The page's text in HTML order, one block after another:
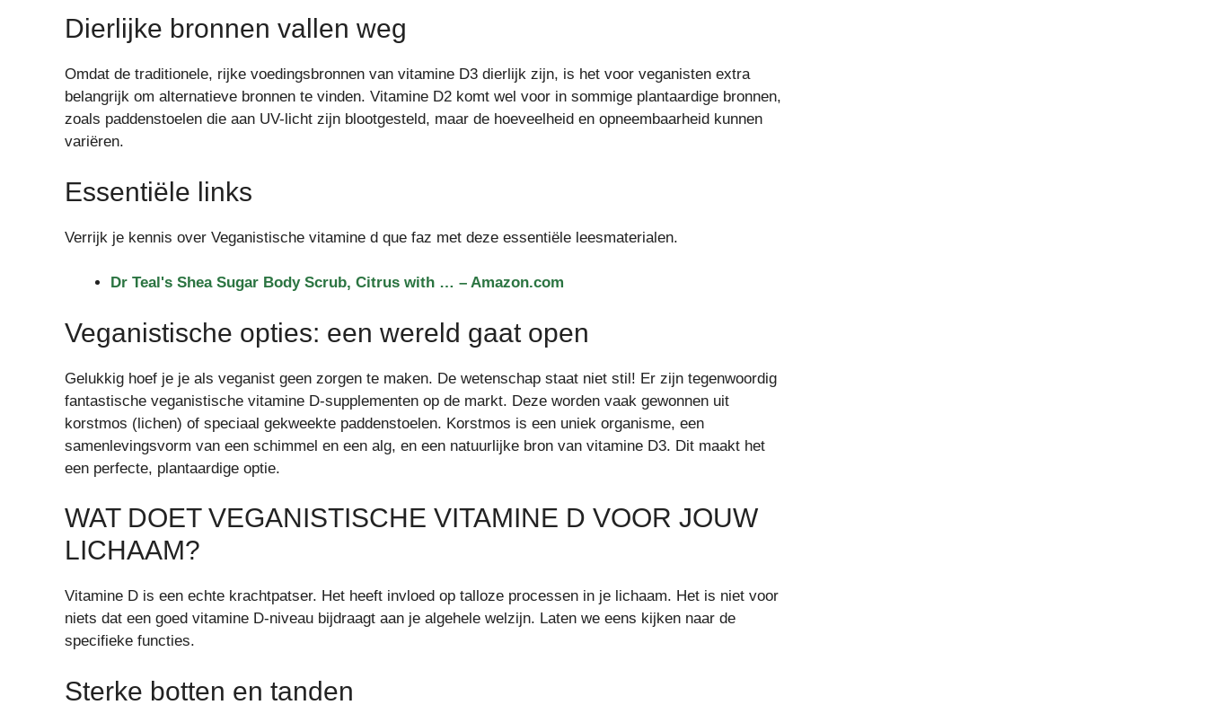
Dierlijke bronnen vallen weg
Omdat de traditionele, rijke voedingsbronnen van vitamine D3 dierlijk zijn, is het voor veganisten extra
belangrijk om alternatieve bronnen te vinden. Vitamine D2 komt wel voor in sommige plantaardige bronnen,
zoals paddenstoelen die aan UV-licht zijn blootgesteld, maar de hoeveelheid en opneembaarheid kunnen
variëren.
Essentiële links
Verrijk je kennis over Veganistische vitamine d que faz met deze essentiële leesmaterialen.
Dr Teal's Shea Sugar Body Scrub, Citrus with … – Amazon.com
Veganistische opties: een wereld gaat open
Gelukkig hoef je je als veganist geen zorgen te maken. De wetenschap staat niet stil! Er zijn tegenwoordig
fantastische veganistische vitamine D-supplementen op de markt. Deze worden vaak gewonnen uit
korstmos (lichen) of speciaal gekweekte paddenstoelen. Korstmos is een uniek organisme, een
samenlevingsvorm van een schimmel en een alg, en een natuurlijke bron van vitamine D3. Dit maakt het
een perfecte, plantaardige optie.
WAT DOET VEGANISTISCHE VITAMINE D VOOR JOUW
LICHAAM?
Vitamine D is een echte krachtpatser. Het heeft invloed op talloze processen in je lichaam. Het is niet voor
niets dat een goed vitamine D-niveau bijdraagt aan je algehele welzijn. Laten we eens kijken naar de
specifieke functies.
Sterke botten en tanden